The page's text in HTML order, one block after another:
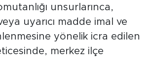
unsurlarınca,
uyarıcı madde imal ve
yönelik icra edilen
merkez ilçe
Haberleri